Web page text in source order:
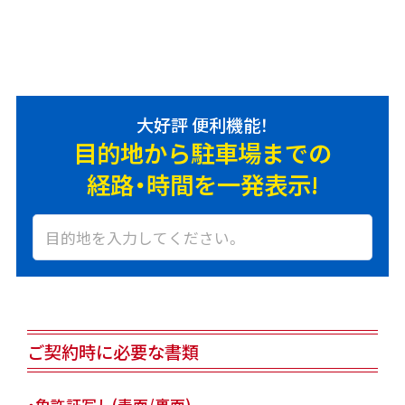
大好評 便利機能！
目的地から駐車場までの
経路・時間を一発表示!
ご契約時に必要な書類